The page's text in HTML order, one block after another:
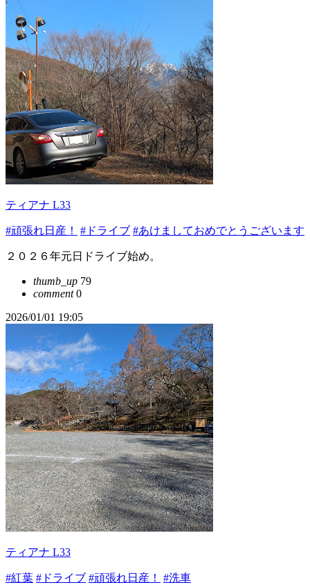
ティアナ L33
#頑張れ日産！ #ドライブ #あけましておめでとうございます
２０２６年元日ドライブ始め。
thumb_up 79
comment0
2026/01/01 19:05
ティアナ L33
#紅葉 #ドライブ #頑張れ日産！ #洗車